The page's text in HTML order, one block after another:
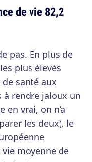
de vie 82,2
pas. En plus de
plus élevés
de santé aux
rendre jaloux un
en vrai, on n’a
les deux), le
moyenne de